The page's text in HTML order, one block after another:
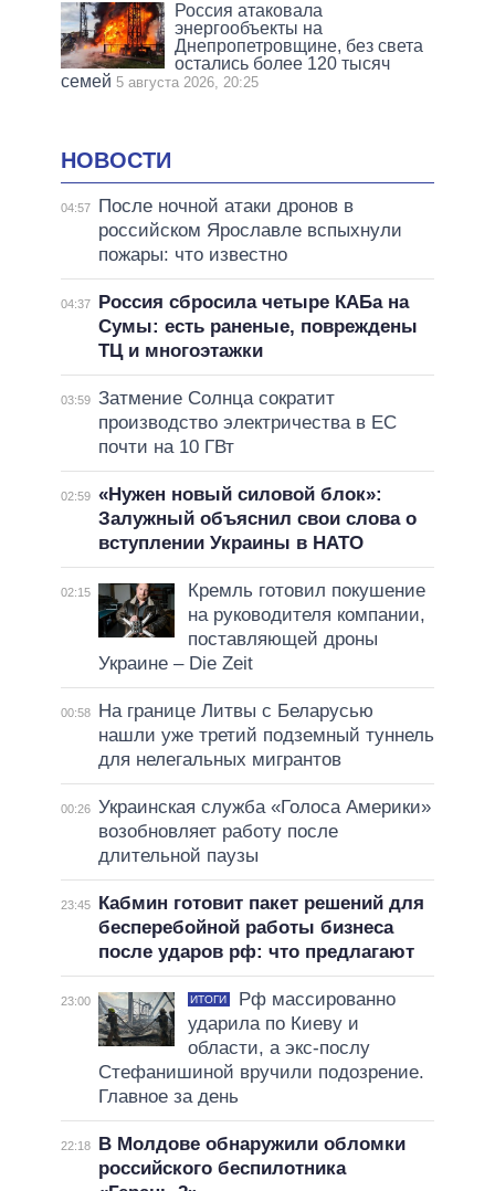
Россия атаковала
энергообъекты на
Днепропетровщине, без света
остались более 120 тысяч
семей 5 августа 2026, 20:25
НОВОСТИ
04:57
После ночной атаки дронов в
российском Ярославле вспыхнули
пожары: что известно
04:37
Россия сбросила четыре КАБа на
Сумы: есть раненые, повреждены
ТЦ и многоэтажки
03:59 Затмение Солнца сократит
производство электричества в ЕС
почти на 10 ГВт
02:59 «Нужен новый силовой блок»:
Залужный объяснил свои слова о
вступлении Украины в НАТО
02:15
Кремль готовил покушение
на руководителя компании,
поставляющей дроны
Украине – Die Zeit
00:58
На границе Литвы с Беларусью
нашли уже третий подземный туннель
для нелегальных мигрантов
00:26 Украинская служба «Голоса Америки»
возобновляет работу после
длительной паузы
23:45
Кабмин готовит пакет решений для
бесперебойной работы бизнеса
после ударов рф: что предлагают
23:00 ИТОГИ
Рф массированно
ударила по Киеву и
области, а экс-послу
Стефанишиной вручили подозрение.
Главное за день
22:18
В Молдове обнаружили обломки
российского беспилотника